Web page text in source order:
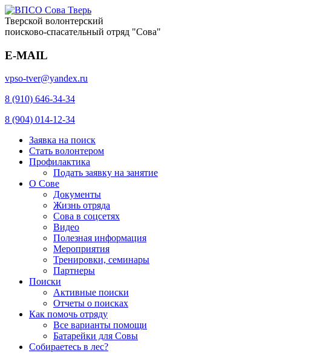
Тверской волонтерский
поисково-спасательный отряд "Сова"
E-MAIL
vpso-tver@yandex.ru
8 (910) 646-34-34
8 (904) 014-12-34
Заявка на поиск
Стать волонтером
Профилактика
Подать заявку на занятие
О Сове
Документы
Жизнь отряда
Сова в соцсетях
Видео
Полезная информация
Мероприятия
Тренировки, семинары
Партнеры
Поиски
Активные поиски
Отчеты о поисках
Как помочь отряду
Все варианты помощи
Батарейки для Совы
Собираетесь в лес?